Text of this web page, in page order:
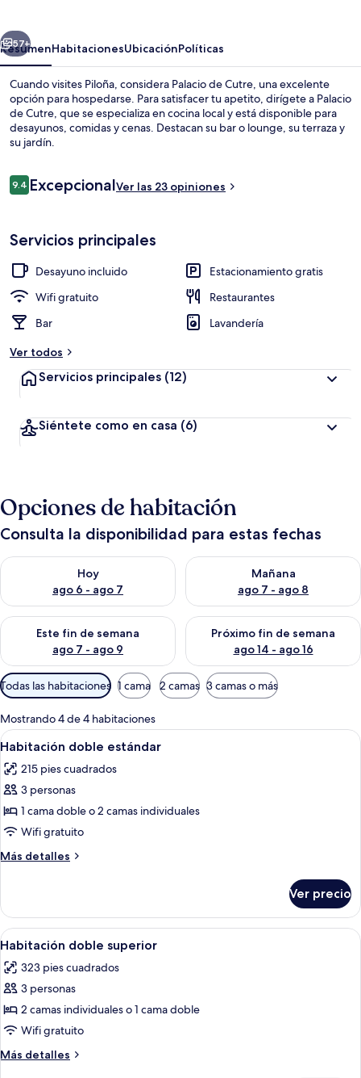
Siguiente
57+
ResumenHabitacionesUbicaciónPolíticas
Cuando visites Piloña, considera Palacio de Cutre, una excelente
opción para hospedarse. Para satisfacer tu apetito, dirígete a Palacio
de Cutre, que se especializa en cocina local y está disponible para
desayunos, comidas y cenas. Destacan su bar o lounge, su terraza y
su jardín.
Opiniones
9.49.4 de 10,
ExcepcionalVer las 23 opiniones
Servicios principales
Desayuno incluido
Estacionamiento gratis
Wifi gratuito
Restaurantes
Bar
Lavandería
Ver todos
Servicios principales (12)
Siéntete como en casa (6)
Opciones de habitación
Consulta la disponibilidad para estas fechas
Hoy
ago 6 - ago 7
Consulta la disponibilidad para hoy ago 6 - ago 7
Mañana
ago 7 - ago 8
Consulta la disponibilidad
Este fin de semana
ago 7 - ago 9
Consulta la disponibilidad para este fin de semana ago 7 -
Próximo fin de semana
ago 14 - ago 16
Consulta la disponibilidad
Filtros
disponibles
para
las
habitaciones
Todas las habitaciones 1 cama 2 camas 3 camas o más
Mostrando 4 de 4 habitaciones
Abrir
todas
las
fotos
de
Habitación
doble
estándar
Un dormitorio tradicional con cama,
2
Habitación doble estándar
215 pies cuadrados
3 personas
1 cama doble o 2 camas individuales
Wifi gratuito
Más detalles
Más
doble
estándar
Ver precio
Abrir
todas
las
fotos
de
Habitación
doble
superior
Un dormitorio tradicional con una
3
Habitación doble superior
323 pies cuadrados
3 personas
2 camas individuales o 1 cama doble
Wifi gratuito
Más detalles
Más